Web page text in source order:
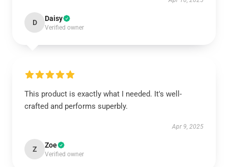
D Daisy
Verified owner
This product is exactly what I needed. It's well-
crafted and performs superbly.
Apr 9, 2025
Z Zoe
Verified owner